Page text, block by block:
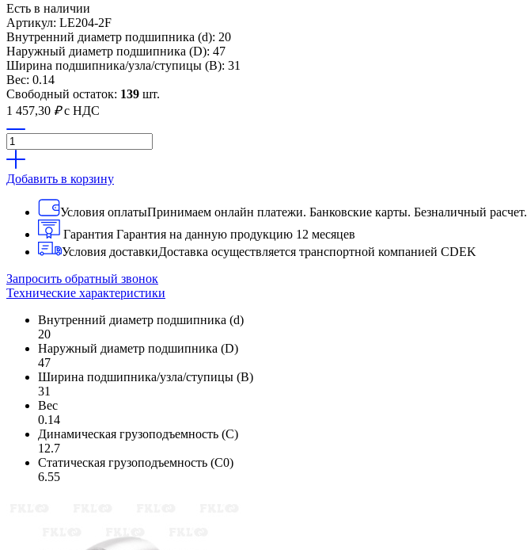
Есть в наличии
Артикул: LE204-2F
Внутренний диаметр подшипника (d): 20
Наружный диаметр подшипника (D): 47
Ширина подшипника/узла/ступицы (B): 31
Вес: 0.14
Свободный остаток: 139 шт.
1 457,30 ₽ с НДС
Добавить в корзину
Условия оплатыПринимаем онлайн платежи. Банковские карты. Безналичный расчет.
Гарантия Гарантия на данную продукцию 12 месяцев
Условия доставкиДоставка осуществляется транспортной компанией CDEK
Запросить обратный звонок
Технические характеристики
Внутренний диаметр подшипника (d)
20
Наружный диаметр подшипника (D)
47
Ширина подшипника/узла/ступицы (B)
31
Вес
0.14
Динамическая грузоподъемность (C)
12.7
Статическая грузоподъемность (C0)
6.55